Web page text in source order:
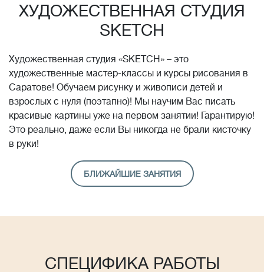
стоимость обучения!*
ХУДОЖЕСТВЕННАЯ СТУДИЯ
SKETCH
Художественная студия «SKETCH» – это
художественные мастер-классы и курсы рисования в
Саратове! Обучаем рисунку и живописи детей и
взрослых с нуля (поэтапно)! Мы научим Вас писать
красивые картины уже на первом занятии! Гарантирую!
Это реально, даже если Вы никогда не брали кисточку
в руки!
БЛИЖАЙШИЕ ЗАНЯТИЯ
СПЕЦИФИКА РАБОТЫ